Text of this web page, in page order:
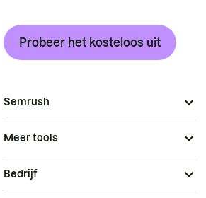
Probeer het kosteloos uit
Semrush
Meer tools
Bedrijf